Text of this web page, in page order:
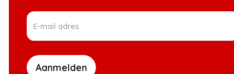
Aanmelden